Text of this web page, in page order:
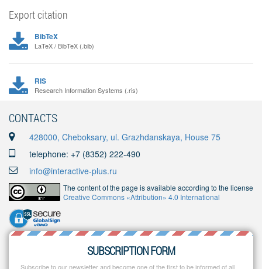
Export citation
BibTeX
LaTeX / BibTeX (.bib)
RIS
Research Information Systems (.ris)
CONTACTS
428000, Cheboksary, ul. Grazhdanskaya, House 75
telephone: +7 (8352) 222-490
info@interactive-plus.ru
The content of the page is available according to the license
Creative Commons «Attribution» 4.0 International
SUBSCRIPTION FORM
Subscribe to our newsletter and become one of the first to be informed of all